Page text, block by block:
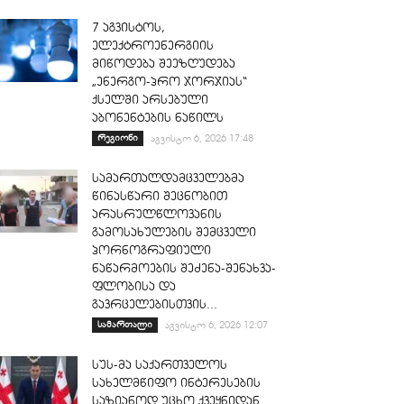
7 აგვისტოს,
ელექტროენერგიის
მიწოდება შეეზღუდება
„ენერგო-პრო ჯორჯიას“
ქსელში არსებული
აბონენტების ნაწილს
რეგიონი აგვისტო 6, 2026 17:48
სამართალდამცველებმა
წინასწარი შეცნობით
არასრულწლოვანის
გამოსახულების შემცველი
პორნოგრაფიული
ნაწარმოების შეძენა-შენახვა-
ფლობისა და
გავრცელებისთვის...
სამართალი აგვისტო 6, 2026 12:07
სუს-მა საქართველოს
სახელმწიფო ინტერესების
საზიანოდ უცხო ქვეყნიდან